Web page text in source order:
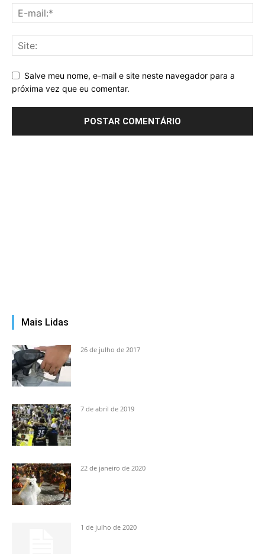
Salve meu nome, e-mail e site neste navegador para a
próxima vez que eu comentar.
Mais Lidas
26 de julho de 2017
7 de abril de 2019
22 de janeiro de 2020
1 de julho de 2020